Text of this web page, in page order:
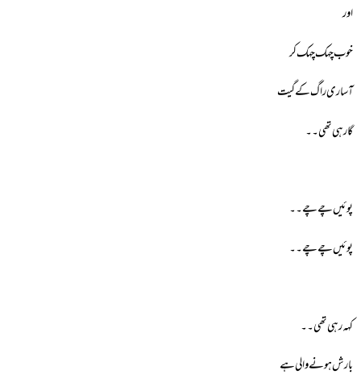
اور
خوب چہک چہک کر
آساری راگ کے گیت
گارہی تھی۔۔
پوئیں چے چے۔۔
پوئیں چے چے۔۔
کہہ رہی تھی۔۔
بارش ہونے والی ہے